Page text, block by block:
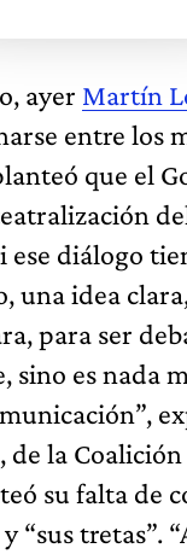
ayer Martín
entre los
que el
ese diálogo
una idea
para ser
sino es nada
, de la
su falta de
“sus tretas”.